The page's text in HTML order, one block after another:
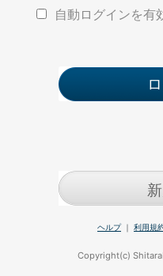
自動ログインを有
ヘルプ｜ 利用規
Copyright(c)